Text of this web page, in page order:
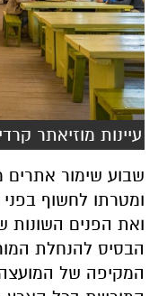
עיינות מוזיאתר
ומטרתו לחשוף
ואת הפנים
הבסיס להנחלת
המקיפה של